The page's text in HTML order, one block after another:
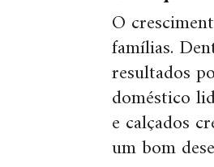
O
famílias.
resultados
doméstico
e calçados
um bom